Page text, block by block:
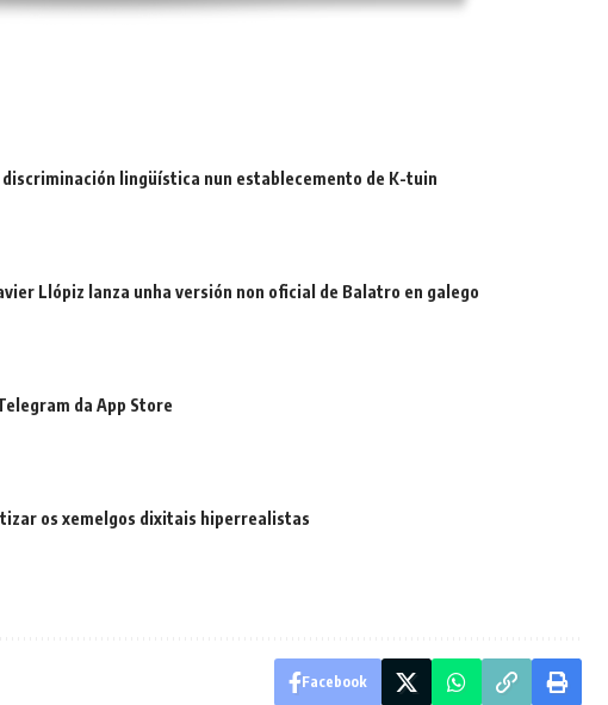
discriminación lingüística nun establecemento de K-tuin
Llópiz lanza unha versión non oficial de Balatro en galego
da App Store
os xemelgos dixitais hiperrealistas
Facebook